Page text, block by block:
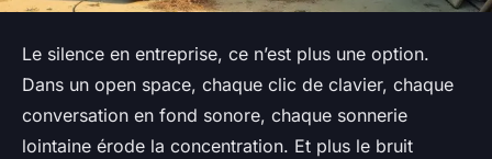
Le silence en entreprise, ce n’est plus une option.
Dans un open space, chaque clic de clavier, chaque
conversation en fond sonore, chaque sonnerie
lointaine érode la concentration. Et plus le bruit